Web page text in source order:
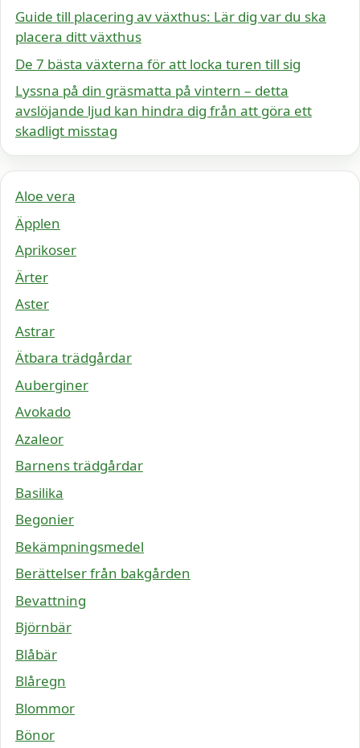
Guide till placering av växthus: Lär dig var du ska
placera ditt växthus
De 7 bästa växterna för att locka turen till sig
Lyssna på din gräsmatta på vintern – detta
avslöjande ljud kan hindra dig från att göra ett
skadligt misstag
Aloe vera
Äpplen
Aprikoser
Ärter
Aster
Astrar
Ätbara trädgårdar
Auberginer
Avokado
Azaleor
Barnens trädgårdar
Basilika
Begonier
Bekämpningsmedel
Berättelser från bakgården
Bevattning
Björnbär
Blåbär
Blåregn
Blommor
Bönor